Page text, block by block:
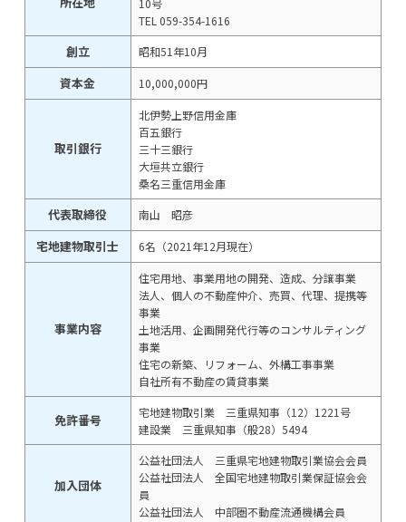
10号
TEL 059-354-1616
創立 昭和51年10月
資本金 10,000,000円
取引銀行
北伊勢上野信用金庫
百五銀行
三十三銀行
大垣共立銀行
桑名三重信用金庫
代表取締役 南山 昭彦
宅地建物取引士 6名（2021年12月現在）
事業内容
住宅用地、事業用地の開発、造成、分譲事業
法人、個人の不動産仲介、売買、代理、提携等
事業
土地活用、企画開発代行等のコンサルティング
事業
住宅の新築、リフォーム、外構工事事業
自社所有不動産の賃貸事業
免許番号
宅地建物取引業 三重県知事（12）1221号
建設業 三重県知事（般28）5494
加入団体
公益社団法人 三重県宅地建物取引業協会会員
公益社団法人 全国宅地建物取引業保証協会会
員
公益社団法人 中部圏不動産流通機構会員